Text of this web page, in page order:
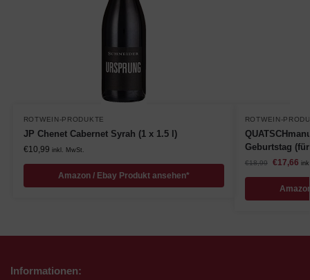
ROTWEIN-PRODUKTE
JP Chenet Cabernet Syrah (1 x 1.5 l)
€10,99 inkl. MwSt.
Amazon / Ebay Produkt ansehen*
ROTWEIN-
Geburtstag
€18,99 €17,66
Informationen: